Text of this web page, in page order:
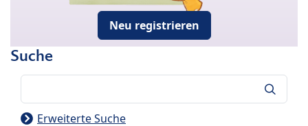
Neu registrieren
Suche
Erweiterte Suche